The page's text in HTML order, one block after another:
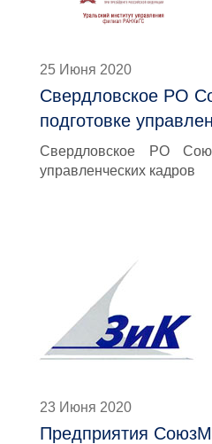
25 Июня 2020
Свердловское РО
подготовке
Свердловское РО
управленческих кадров
23 Июня 2020
Предприятия